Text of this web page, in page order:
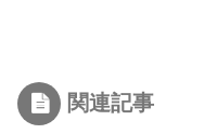
関連記事